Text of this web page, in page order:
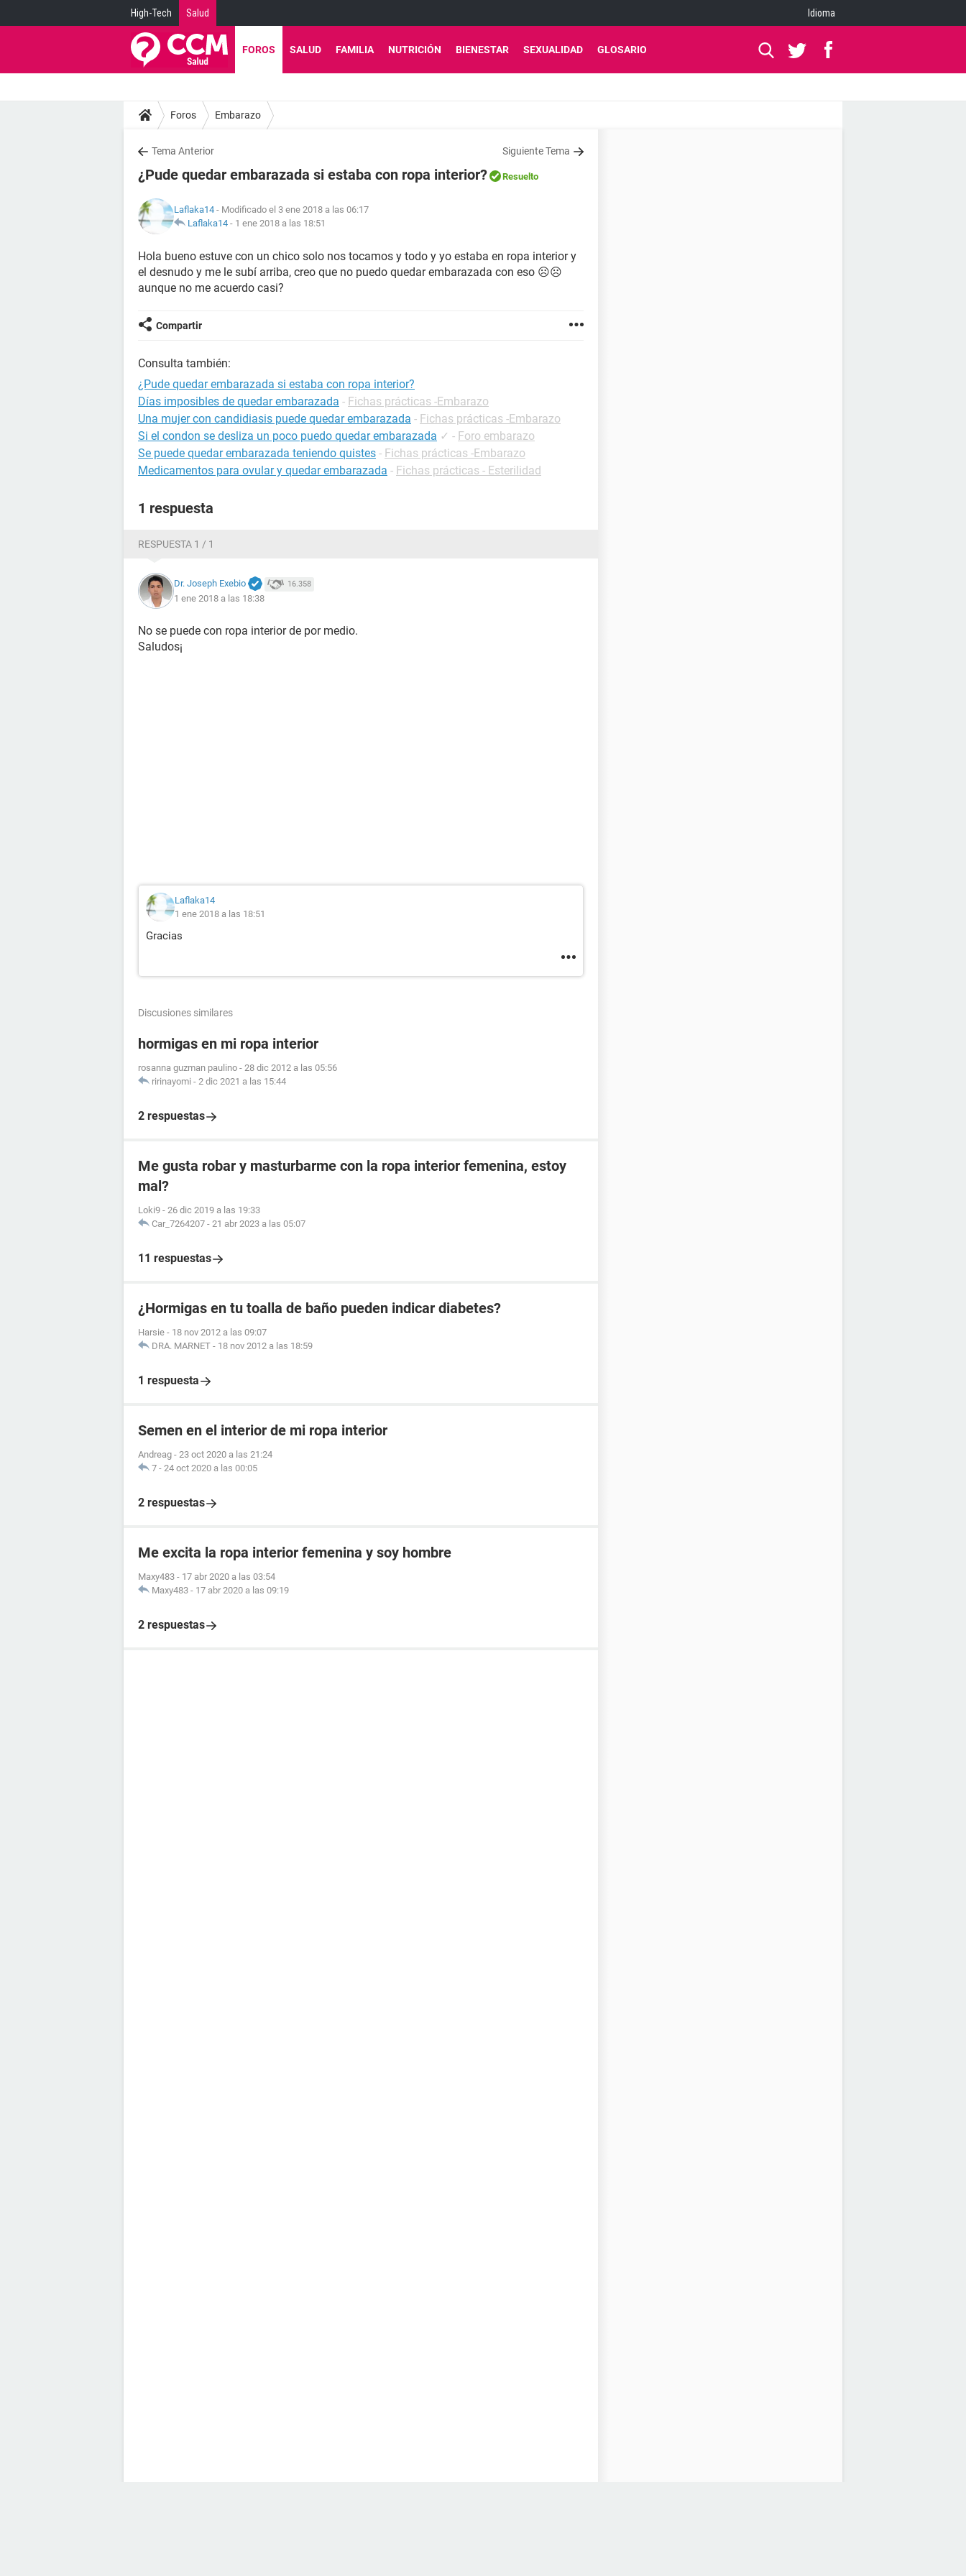
High-Tech Salud Idioma
FOROS SALUD FAMILIA NUTRICIÓN BIENESTAR SEXUALIDAD GLOSARIO
Foros Embarazo
Tema Anterior Siguiente Tema
¿Pude quedar embarazada si estaba con ropa interior? Resuelto
Laflaka14 - Modificado el 3 ene 2018 a las 06:17
Laflaka14 - 1 ene 2018 a las 18:51
Hola bueno estuve con un chico solo nos tocamos y todo y yo estaba en ropa interior y
el desnudo y me le subí arriba, creo que no puedo quedar embarazada con eso ☹☹
aunque no me acuerdo casi?
Compartir
Consulta también:
¿Pude quedar embarazada si estaba con ropa interior?
Días imposibles de quedar embarazada - Fichas prácticas -Embarazo
Una mujer con candidiasis puede quedar embarazada - Fichas prácticas -Embarazo
Si el condon se desliza un poco puedo quedar embarazada ✓ - Foro embarazo
Se puede quedar embarazada teniendo quistes - Fichas prácticas -Embarazo
Medicamentos para ovular y quedar embarazada - Fichas prácticas - Esterilidad
1 respuesta
RESPUESTA 1 / 1
Dr. Joseph Exebio 16.358
1 ene 2018 a las 18:38
No se puede con ropa interior de por medio.
Saludos¡
Laflaka14
1 ene 2018 a las 18:51
Gracias
Discusiones similares
hormigas en mi ropa interior
rosanna guzman paulino - 28 dic 2012 a las 05:56
ririnayomi - 2 dic 2021 a las 15:44
2 respuestas
Me gusta robar y masturbarme con la ropa interior femenina, estoy
mal?
Loki9 - 26 dic 2019 a las 19:33
Car_7264207 - 21 abr 2023 a las 05:07
11 respuestas
¿Hormigas en tu toalla de baño pueden indicar diabetes?
Harsie - 18 nov 2012 a las 09:07
DRA. MARNET - 18 nov 2012 a las 18:59
1 respuesta
Semen en el interior de mi ropa interior
Andreag - 23 oct 2020 a las 21:24
7 - 24 oct 2020 a las 00:05
2 respuestas
Me excita la ropa interior femenina y soy hombre
Maxy483 - 17 abr 2020 a las 03:54
Maxy483 - 17 abr 2020 a las 09:19
2 respuestas